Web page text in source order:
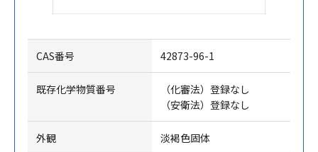
CAS番号 42873-96-1
既存化学物質番号
（化審法）登録なし
（安衛法）登録なし
外観 淡褐色固体